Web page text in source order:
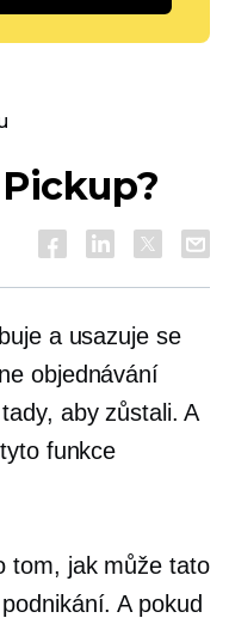
a usazuje se
objednávání
aby zůstali. A
funkce
tom, jak může tato
A pokud